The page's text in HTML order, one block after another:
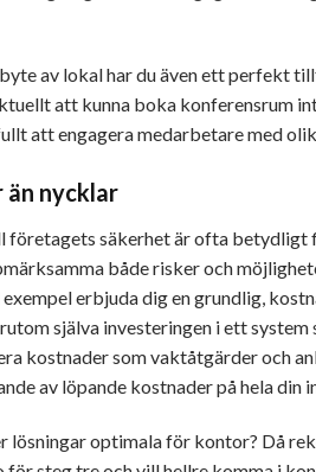
av lokal har du även ett perfekt
att kunna boka konferensrum
att engagera medarbetare med
än nycklar
företagets säkerhet är ofta
både risker och
erbjuda dig en grundlig,
själva investeringen i ett
kostnader som vaktåtgärder och
av löpande kostnader på hela din
lösningar optimala för kontor? Då